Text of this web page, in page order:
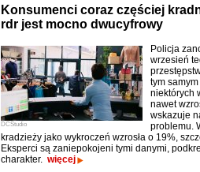
Konsumenci coraz częściej
rdr jest mocno dwucyfrowy
DCStudio
Policja
wrzesień
tym
niektórych
nawet
wskazuje
problemu.
kradzieży jako wykroczeń wzrosła o 19%,
Eksperci są zaniepokojeni tymi danymi,
charakter. więcej